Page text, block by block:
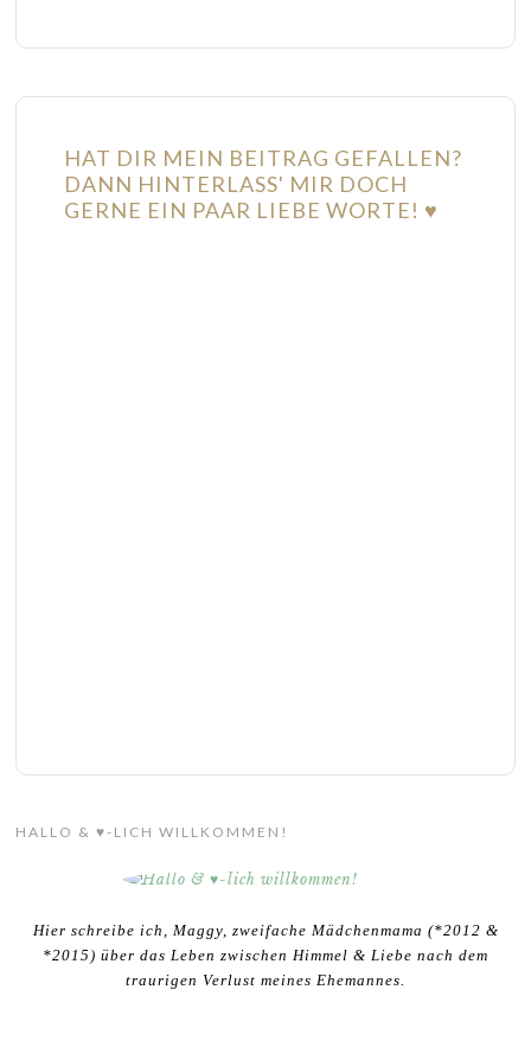
HAT DIR MEIN BEITRAG GEFALLEN?
DANN HINTERLASS' MIR DOCH
GERNE EIN PAAR LIEBE WORTE! ♥
HALLO & ♥-LICH WILLKOMMEN!
Hier schreibe ich, Maggy, zweifache Mädchenmama (*2012 &
*2015) über das Leben zwischen Himmel & Liebe nach dem
traurigen Verlust meines Ehemannes.